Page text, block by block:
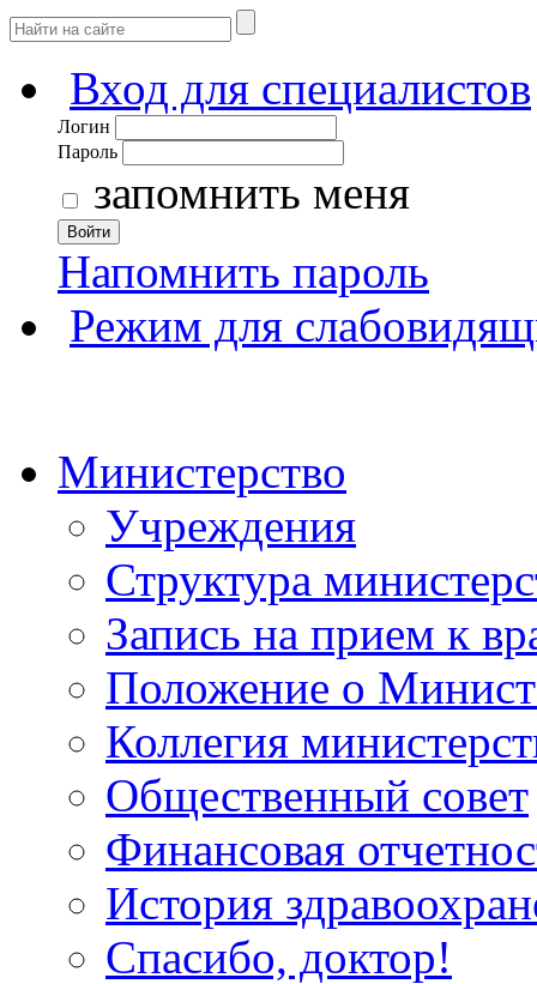
Вход для специалистов
Логин
Пароль
запомнить меня
Войти
Напомнить пароль
Режим для
Министерство
Учреждения
Структура
Запись на прием к
Положение о
Коллегия
Общественный совет
Финансовая
История
Спасибо, доктор!